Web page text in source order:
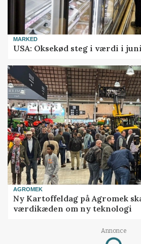
MARKED
USA: Oksekød steg i værdi i
AGROMEK
Ny Kartoffeldag på Agromek
værdikæden om ny teknologi
Annonce